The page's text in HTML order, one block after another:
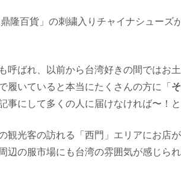
呼ばれ、以前から台湾好きの間ではお
履いていると本当にたくさんの方に「
事にして多くの人に届けなければ〜！
観光客の訪れる「西門」エリアにお店
辺の服市場にも台湾の雰囲気が感じら